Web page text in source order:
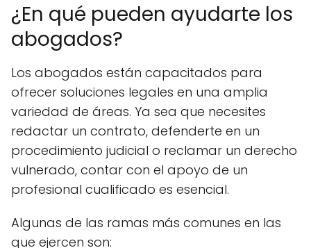
¿En qué pueden ayudarte los
abogados?
Los abogados están capacitados para
ofrecer soluciones legales en una amplia
variedad de áreas. Ya sea que necesites
redactar un contrato, defenderte en un
procedimiento judicial o reclamar un derecho
vulnerado, contar con el apoyo de un
profesional cualificado es esencial.
Algunas de las ramas más comunes en las
que ejercen son: